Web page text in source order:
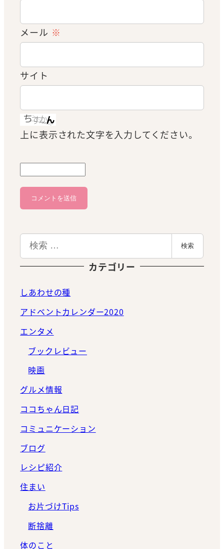
メール ※
サイト
上に表示された文字を入力してください。
索
検索
カテゴリー
しあわせの種
アドベントカレンダー2020
エンタメ
ブックレビュー
映画
グルメ情報
ココちゃん日記
コミュニケーション
ブログ
レシピ紹介
住まい
お片づけTips
断捨離
体のこと